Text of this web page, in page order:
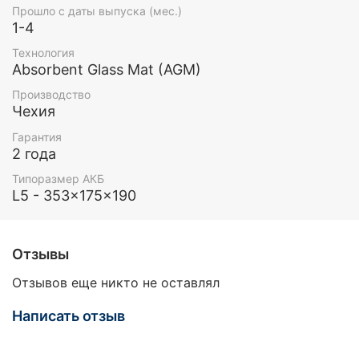
Прошло с даты выпуска (мес.)
1-4
Технология
Absorbent Glass Mat (AGM)
Производство
Чехия
Гарантия
2 года
Типоразмер АКБ
L5 - 353x175x190
Отзывы
Отзывов еще никто не оставлял
Написать отзыв